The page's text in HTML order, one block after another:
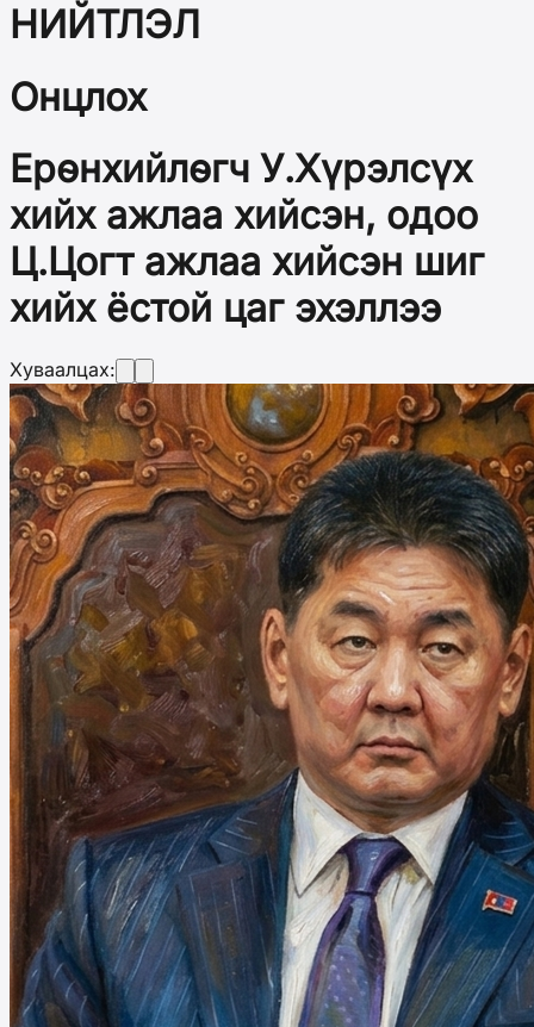
НИЙТЛЭЛ
Онцлох
Ерөнхийлөгч У.Хүрэлсүх
хийх ажлаа хийсэн, одоо
Ц.Цогт ажлаа хийсэн шиг
хийх ёстой цаг эхэллээ
Хуваалцах: